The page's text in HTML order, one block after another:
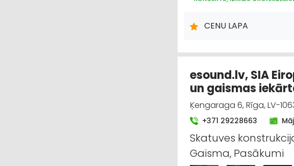
CENU LAPA
esound.lv, SIA
un gaismas
Ķengaraga 6, Rīga, LV-
+371 29228663
Skatuves
Gaisma, Pasākumi